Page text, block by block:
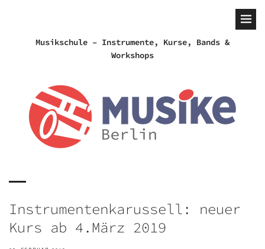
Musikschule – Instrumente, Kurse, Bands &
Workshops
Instrumenten­karussell: neuer
Kurs ab 4.März 2019